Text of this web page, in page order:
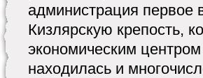
администрация первое
Кизлярскую крепость,
экономическим
находилась и